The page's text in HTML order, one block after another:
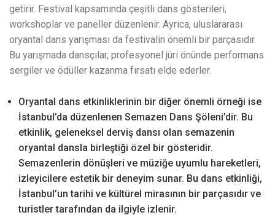
getirir. Festival kapsamında çeşitli dans gösterileri,
workshoplar ve paneller düzenlenir. Ayrıca, uluslararası
oryantal dans yarışması da festivalin önemli bir parçasıdır.
Bu yarışmada dansçılar, profesyonel jüri önünde performans
sergiler ve ödüller kazanma fırsatı elde ederler.
Oryantal dans etkinliklerinin bir diğer önemli örneği ise
İstanbul’da düzenlenen Semazen Dans Şöleni’dir. Bu
etkinlik, geleneksel derviş dansı olan semazenin
oryantal dansla birleştiği özel bir gösteridir.
Semazenlerin dönüşleri ve müziğe uyumlu hareketleri,
izleyicilere estetik bir deneyim sunar. Bu dans etkinliği,
İstanbul’un tarihi ve kültürel mirasının bir parçasıdır ve
turistler tarafından da ilgiyle izlenir.